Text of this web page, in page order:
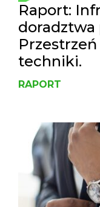
Raport:
doradztwa
techniki.
RAPORT